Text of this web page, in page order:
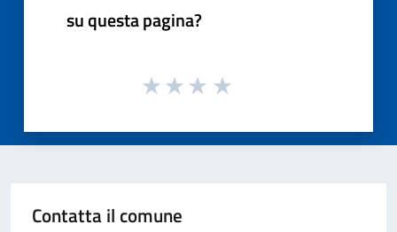
su questa pagina?
Contatta il comune